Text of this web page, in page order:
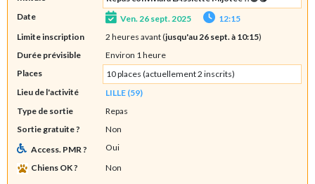
Date
Ven. 26 sept. 2025
12:15
Limite inscription
2 heures avant (jusqu'au 26 sept. à 10:15)
Durée prévisible
Environ 1 heure
Places
10 places (actuellement 2 inscrits)
Lieu de l'activité
LILLE (59)
Type de sortie
Repas
Sortie gratuite ?
Non
Access. PMR ?
Oui
Chiens OK ?
Non